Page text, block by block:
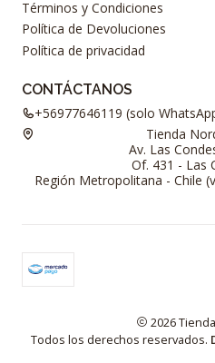
Términos y Condiciones
Política de Devoluciones
Política de privacidad
CONTÁCTANOS
+56977646119 (solo
Tienda
Av. Las
Of. 431 - Las
Región Metropolitana - Chile
2026
Todos los derechos reservados.